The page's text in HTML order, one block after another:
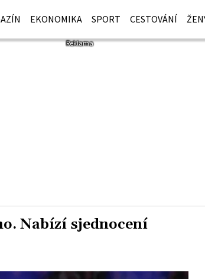
EKONOMIKA SPORT CESTOVÁNÍ
Nabízí sjednocení